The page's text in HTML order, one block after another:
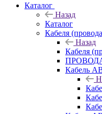
Каталог
Назад
Каталог
Кабеля
Назад
Кабеля
Кабель